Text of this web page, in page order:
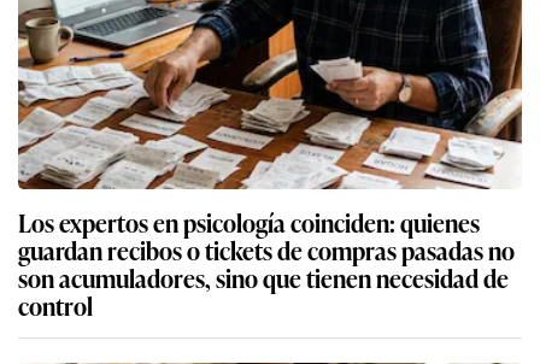
Los expertos en psicología coinciden: quienes
guardan recibos o tickets de compras pasadas no
son acumuladores, sino que tienen necesidad de
control